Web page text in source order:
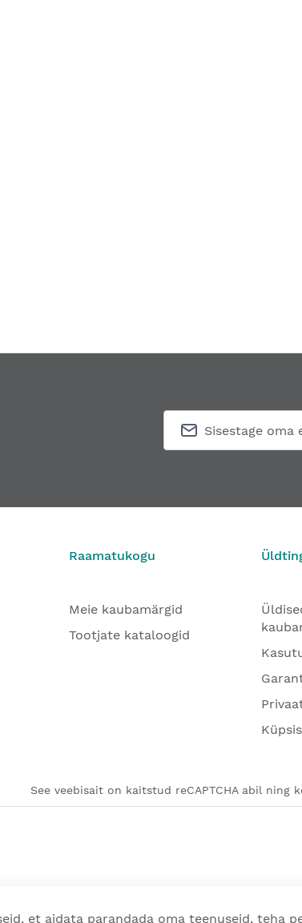
Raamatukogu
Meie kaubamärgid
Tootjate kataloogid
See veebisait on kaitstud reCAPTCHA abil ning
et aidata parandada oma teenuseid, teha